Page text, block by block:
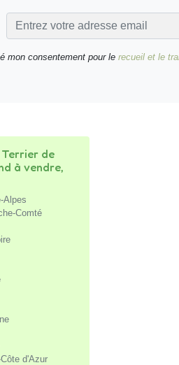
mon consentement pour le recueil et le
Terrier de
à vendre,
Alpes
Comté
d'Azur